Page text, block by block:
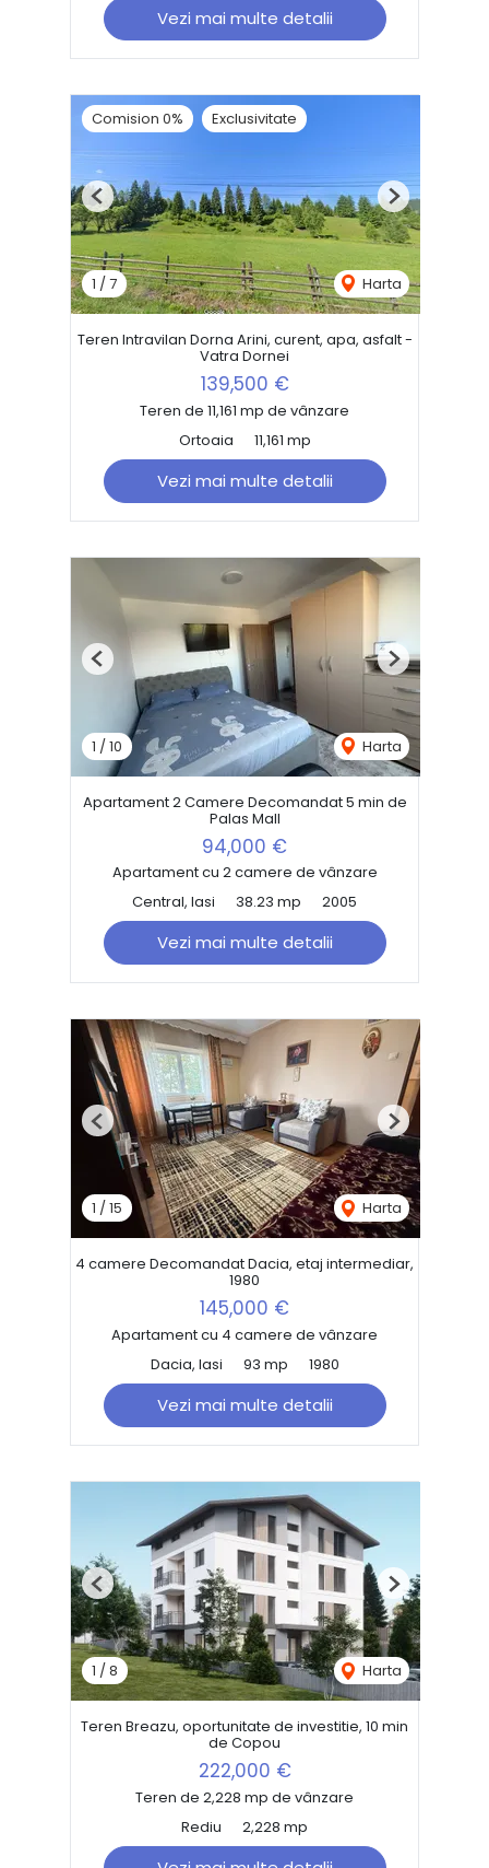
Vezi mai multe detalii
Comision 0% Exclusivitate
1 /7 Harta
Previous Next
Teren Intravilan Dorna Arini, curent, apa, asfalt -
Vatra Dornei
139,500 €
Teren de 11,161 mp de vânzare
Ortoaia
11,161 mp
Vezi mai multe detalii
1 /10 Harta
Previous Next
Apartament 2 Camere Decomandat 5 min de
Palas Mall
94,000 €
Apartament cu 2 camere de vânzare
Central, Iasi
38.23 mp 2005
Vezi mai multe detalii
1 / 15 Harta
Previous Next
4 camere Decomandat Dacia, etaj intermediar,
1980
145,000 €
Apartament cu 4 camere de vânzare
Dacia, Iasi
93 mp 1980
Vezi mai multe detalii
1 / 8 Harta
Previous Next
Teren Breazu, oportunitate de investitie, 10 min
de Copou
222,000 €
Teren de 2,228 mp de vânzare
Rediu
2,228 mp